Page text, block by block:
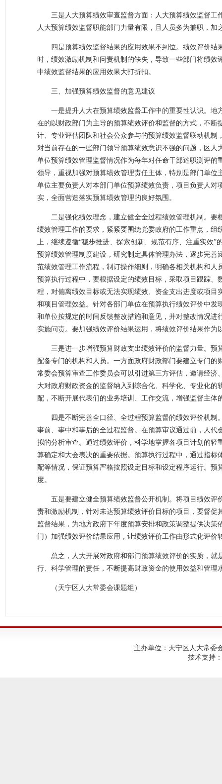
三是人大预算绩效审查监督方面：人大预算绩效监督
人大预算绩效监督职能部门力量有限，且人员多为兼职，
四是预算绩效监督结果的应用效果不到位。绩效评价
时，绩效激励机制和问责机制的缺失，导致一些部门将绩
中绩效监督结果的应用效果大打折扣。
三、加强预算绩效监督的意见建议
一是提升人大在预算绩效监督工作中的重要性认识。
在的以财政部门为主导的预算绩效评价和监督的方式，不
计、专业评估团队和社会公众参与的预算绩效监督联动机
对当前存在的一些部门领导预算绩效意识不强的问题，区
单位预算绩效管理监督情况作为每年对任命干部述职测评
领导，重视加强对预算绩效管理责任主体，特别是部门单
单位主要负责人对本部门单位预算绩效负责，项目负责人
实，全面营造落实预算绩效管理的良好氛围。
二是强化绩效理念，建立健全全过程绩效管理机制。
绩效管理工作的要求，紧紧要围绕党委政府的工作重点，
上，继续遵循“稳步推进、探索创新、规范有序、注重实效
预算绩效管理制度建设，研究制定具体管理办法，逐步完
范绩效管理工作流程，制订操作细则，明确各相关机构和
预算执行过程中，要根据设定的绩效目标，采取项目跟踪
程，对偏离绩效目标或无法实现绩效、资金支出进度或项
和项目管理效益。针对各部门单位在预算执行绩效评价中
和单位按规定的时间反馈整改措施和意见，并对整改情况
实施问责。要加强绩效评价结果运用，将绩效评价结果作
三是进一步增强预算财政支出绩效评价的监督力量。
配备专门的机构和人员。一方面政府财政部门要建立专门
常委会预算审查工作委员会可以引进第三方评估，邀请经
大对政府财政资金的监督纳入到综合化、科学化、专业化
配，不断开展代表们的业务培训、工作交流，增强监督主
四是不断完善全口径、全过程预算监督的绩效评价机
事前、事中和事后的全过程监督。在预算审议通过前，人
拟的分析审查。通过绩效评价，科学地掌握各项目计划的
算确定和大会表决的重要依据。预算执行过程中，通过指
配等情况，保证预算严格按照设定目标和设定程序运行。
度。
五是要建立健全预算绩效监督公开机制。将项目绩效
责和激励机制，针对未达预算绩效评价目标的项目，要督
监督结果，为地方政府下年度预算安排和政策调整提供决
门）加强绩效评价结果应用，让绩效评价工作由形式化评
总之，人大开展对政府和部门预算绩效评价的实质，
行、科学管理的责任，不断提高财政资金的使用效益和管理
（天宁区人大常委会课题组）
主办单位：天宁区人大常委
技术支持